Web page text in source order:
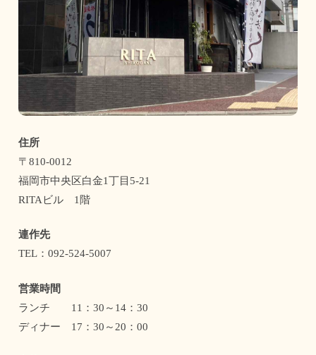
住所
〒810-0012
福岡市中央区白金1丁目5-21
RITAビル 1階
連作先
TEL：092-524-5007
営業時間
ランチ 11：30～14：30
ディナー 17：30～20：00